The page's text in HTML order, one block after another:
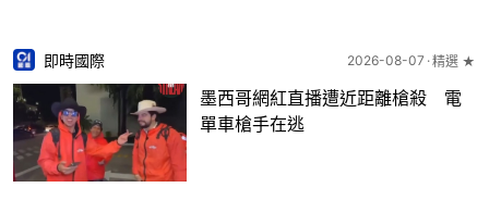
即時國際 2026-08-07 精選 ★
墨西哥網紅直播遭近距離槍殺 電
單車槍手在逃